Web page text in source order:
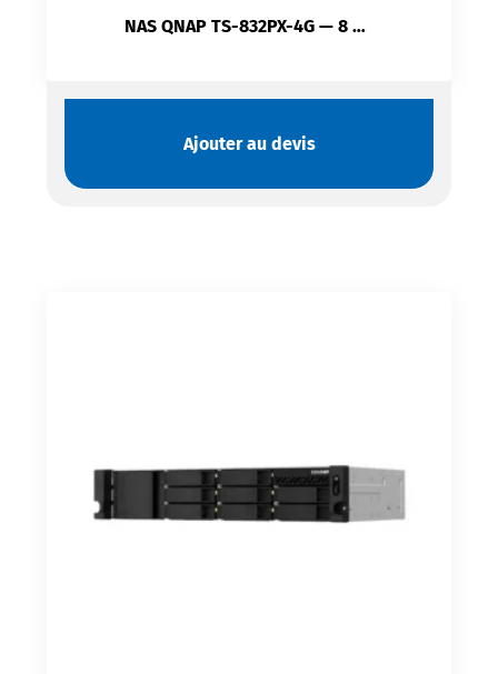
NAS QNAP TS-832PX-4G — 8 Baies SATA | Double 10GbE SFP+ | 2×2.5GbE | Slot PCIe | ARM 64 bits
Ajouter au devis